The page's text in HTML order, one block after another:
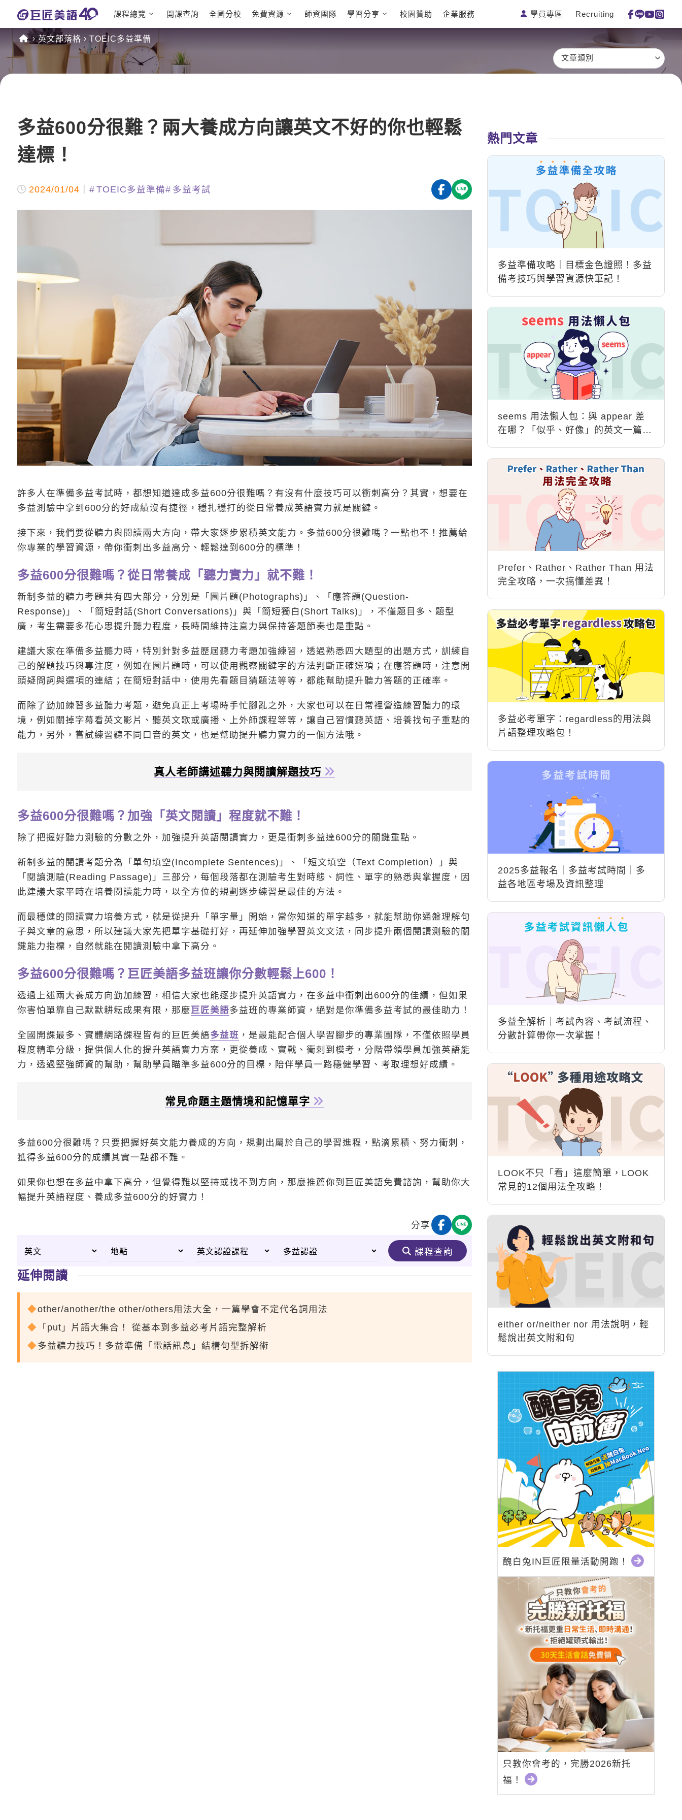
課程總覽
日語課程總表
英文課程總表
英文會話
TED Talks
CNN聽力強化
韓語
一對一家教
企業訓練
開課查詢 全國分校 免費資源 師資團隊 學習分享 校園贊助 企業服務 學員專區 Recruiting
英文部落格 TOEIC多益準備
文章類別
多益600分很難？兩大養成方向讓英文不好的你也輕鬆
達標！
2024/01/04 TOEIC多益準備 多益考試
許多人在準備多益考試時，都想知道達成多益600分很難嗎？有沒有什麼技巧可以衝刺高分？其實，想要在
多益測驗中拿到600分的好成績沒有捷徑，穩扎穩打的從日常養成英語實力就是關鍵。
接下來，我們要從聽力與閱讀兩大方向，帶大家逐步累積英文能力。多益600分很難嗎？一點也不！推薦給
你專業的學習資源，帶你衝刺出多益高分、輕鬆達到600分的標準！
多益600分很難嗎？從日常養成「聽力實力」就不難！
新制多益的聽力考題共有四大部分，分別是「圖片題(Photographs)」、「應答題(Question-
Response)」、「簡短對話(Short Conversations)」與「簡短獨白(Short Talks)」，不僅題目多、題型
廣，考生需要多花心思提升聽力程度，長時間維持注意力與保持答題節奏也是重點。
建議大家在準備多益聽力時，特別針對多益歷屆聽力考題加強練習，透過熟悉四大題型的出題方式，訓練自
己的解題技巧與專注度，例如在圖片題時，可以使用觀察關鍵字的方法判斷正確選項；在應答題時，注意開
頭疑問詞與選項的連結；在簡短對話中，使用先看題目猜題法等等，都能幫助提升聽力答題的正確率。
而除了勤加練習多益聽力考題，避免真正上考場時手忙腳亂之外，大家也可以在日常裡營造練習聽力的環
境，例如關掉字幕看英文影片、聽英文歌或廣播、上外師課程等等，讓自己習慣聽英語、培養找句子重點的
能力，另外，嘗試練習聽不同口音的英文，也是幫助提升聽力實力的一個方法哦。
真人老師講述聽力與閱讀解題技巧
多益600分很難嗎？加強「英文閱讀」程度就不難！
除了把握好聽力測驗的分數之外，加強提升英語閱讀實力，更是衝刺多益達600分的關鍵重點。
新制多益的閱讀考題分為「單句填空(Incomplete Sentences)」、「短文填空（Text Completion）」與
「閱讀測驗(Reading Passage)」三部分，每個段落都在測驗考生對時態、詞性、單字的熟悉與掌握度，因
此建議大家平時在培養閱讀能力時，以全方位的規劃逐步練習是最佳的方法。
而最穩健的閱讀實力培養方式，就是從提升「單字量」開始，當你知道的單字越多，就能幫助你通盤理解句
子與文章的意思，所以建議大家先把單字基礎打好，再延伸加強學習英文文法，同步提升兩個閱讀測驗的關
鍵能力指標，自然就能在閱讀測驗中拿下高分。
多益600分很難嗎？巨匠美語多益班讓你分數輕鬆上600！
透過上述兩大養成方向勤加練習，相信大家也能逐步提升英語實力，在多益中衝刺出600分的佳績，但如果
你害怕單靠自己默默耕耘成果有限，那麼巨匠美語多益班的專業師資，絕對是你準備多益考試的最佳助力！
全國開課最多、實體網路課程皆有的巨匠美語多益班 ，是最能配合個人學習腳步的專業團隊，不僅依照學員
程度精準分級，提供個人化的提升英語實力方案，更從養成、實戰、衝刺到模考，分階帶領學員加強英語能
力，透過堅強師資的幫助，幫助學員瞄準多益600分的目標，陪伴學員一路穩健學習、考取理想好成績。
常見命題主題情境和記憶單字
多益600分很難嗎？只要把握好英文能力養成的方向，規劃出屬於自己的學習進程，點滴累積、努力衝刺，
獲得多益600分的成績其實一點都不難。
如果你也想在多益中拿下高分，但覺得難以堅持或找不到方向，那麼推薦你到巨匠美語免費諮詢，幫助你大
幅提升英語程度、養成多益600分的好實力！
分享
課程查詢
延伸閱讀
other/another/the other/others用法大全，一篇學會不定代名詞用法
「put」片語大集合！ 從基本到多益必考片語完整解析
多益聽力技巧！多益準備「電話訊息」結構句型拆解術
熱門文章
多益準備攻略｜目標金色證照！多益
備考技巧與學習資源快筆記！
seems 用法懶人包：與 appear 差
在哪？「似乎、好像」的英文一篇搞
Prefer、Rather、Rather Than 用法
完全攻略，一次搞懂差異！
多益必考單字：regardless的用法與
片語整理攻略包！
2025多益報名｜多益考試時間｜多
益各地區考場及資訊整理
多益全解析｜考試內容、考試流程、
分數計算帶你一次掌握！
LOOK不只「看」這麼簡單，LOOK
常見的12個用法全攻略！
either or/neither nor 用法說明，輕
鬆說出英文附和句
醜白兔IN巨匠限量活動開跑！
只教你會考的，完勝2026新托
福！